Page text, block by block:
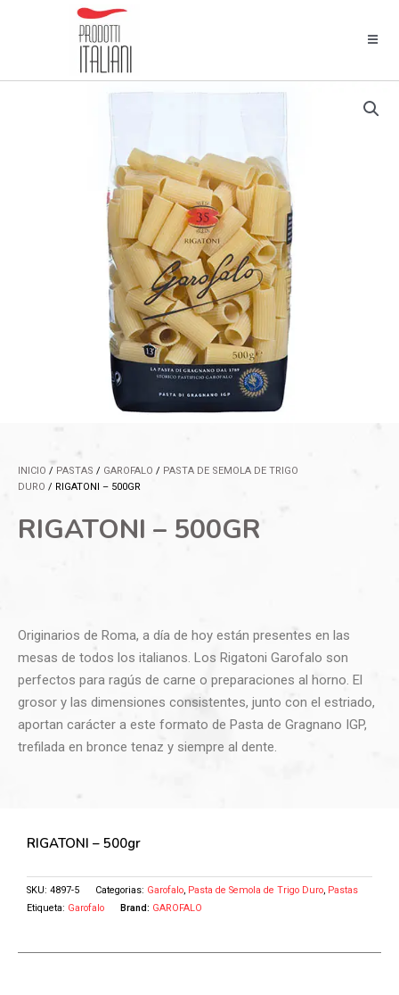
INICIO / PASTAS / GAROFALO / PASTA DE SEMOLA DE TRIGO
DURO / RIGATONI – 500GR
RIGATONI – 500GR
Originarios de Roma, a día de hoy están presentes en las
mesas de todos los italianos. Los Rigatoni Garofalo son
perfectos para ragús de carne o preparaciones al horno. El
grosor y las dimensiones consistentes, junto con el estriado,
aportan carácter a este formato de Pasta de Gragnano IGP,
trefilada en bronce tenaz y siempre al dente.
RIGATONI – 500gr
SKU: 4897-5 Categorias: Garofalo, Pasta de Semola de Trigo Duro, Pastas
Etiqueta: Garofalo Brand: GAROFALO